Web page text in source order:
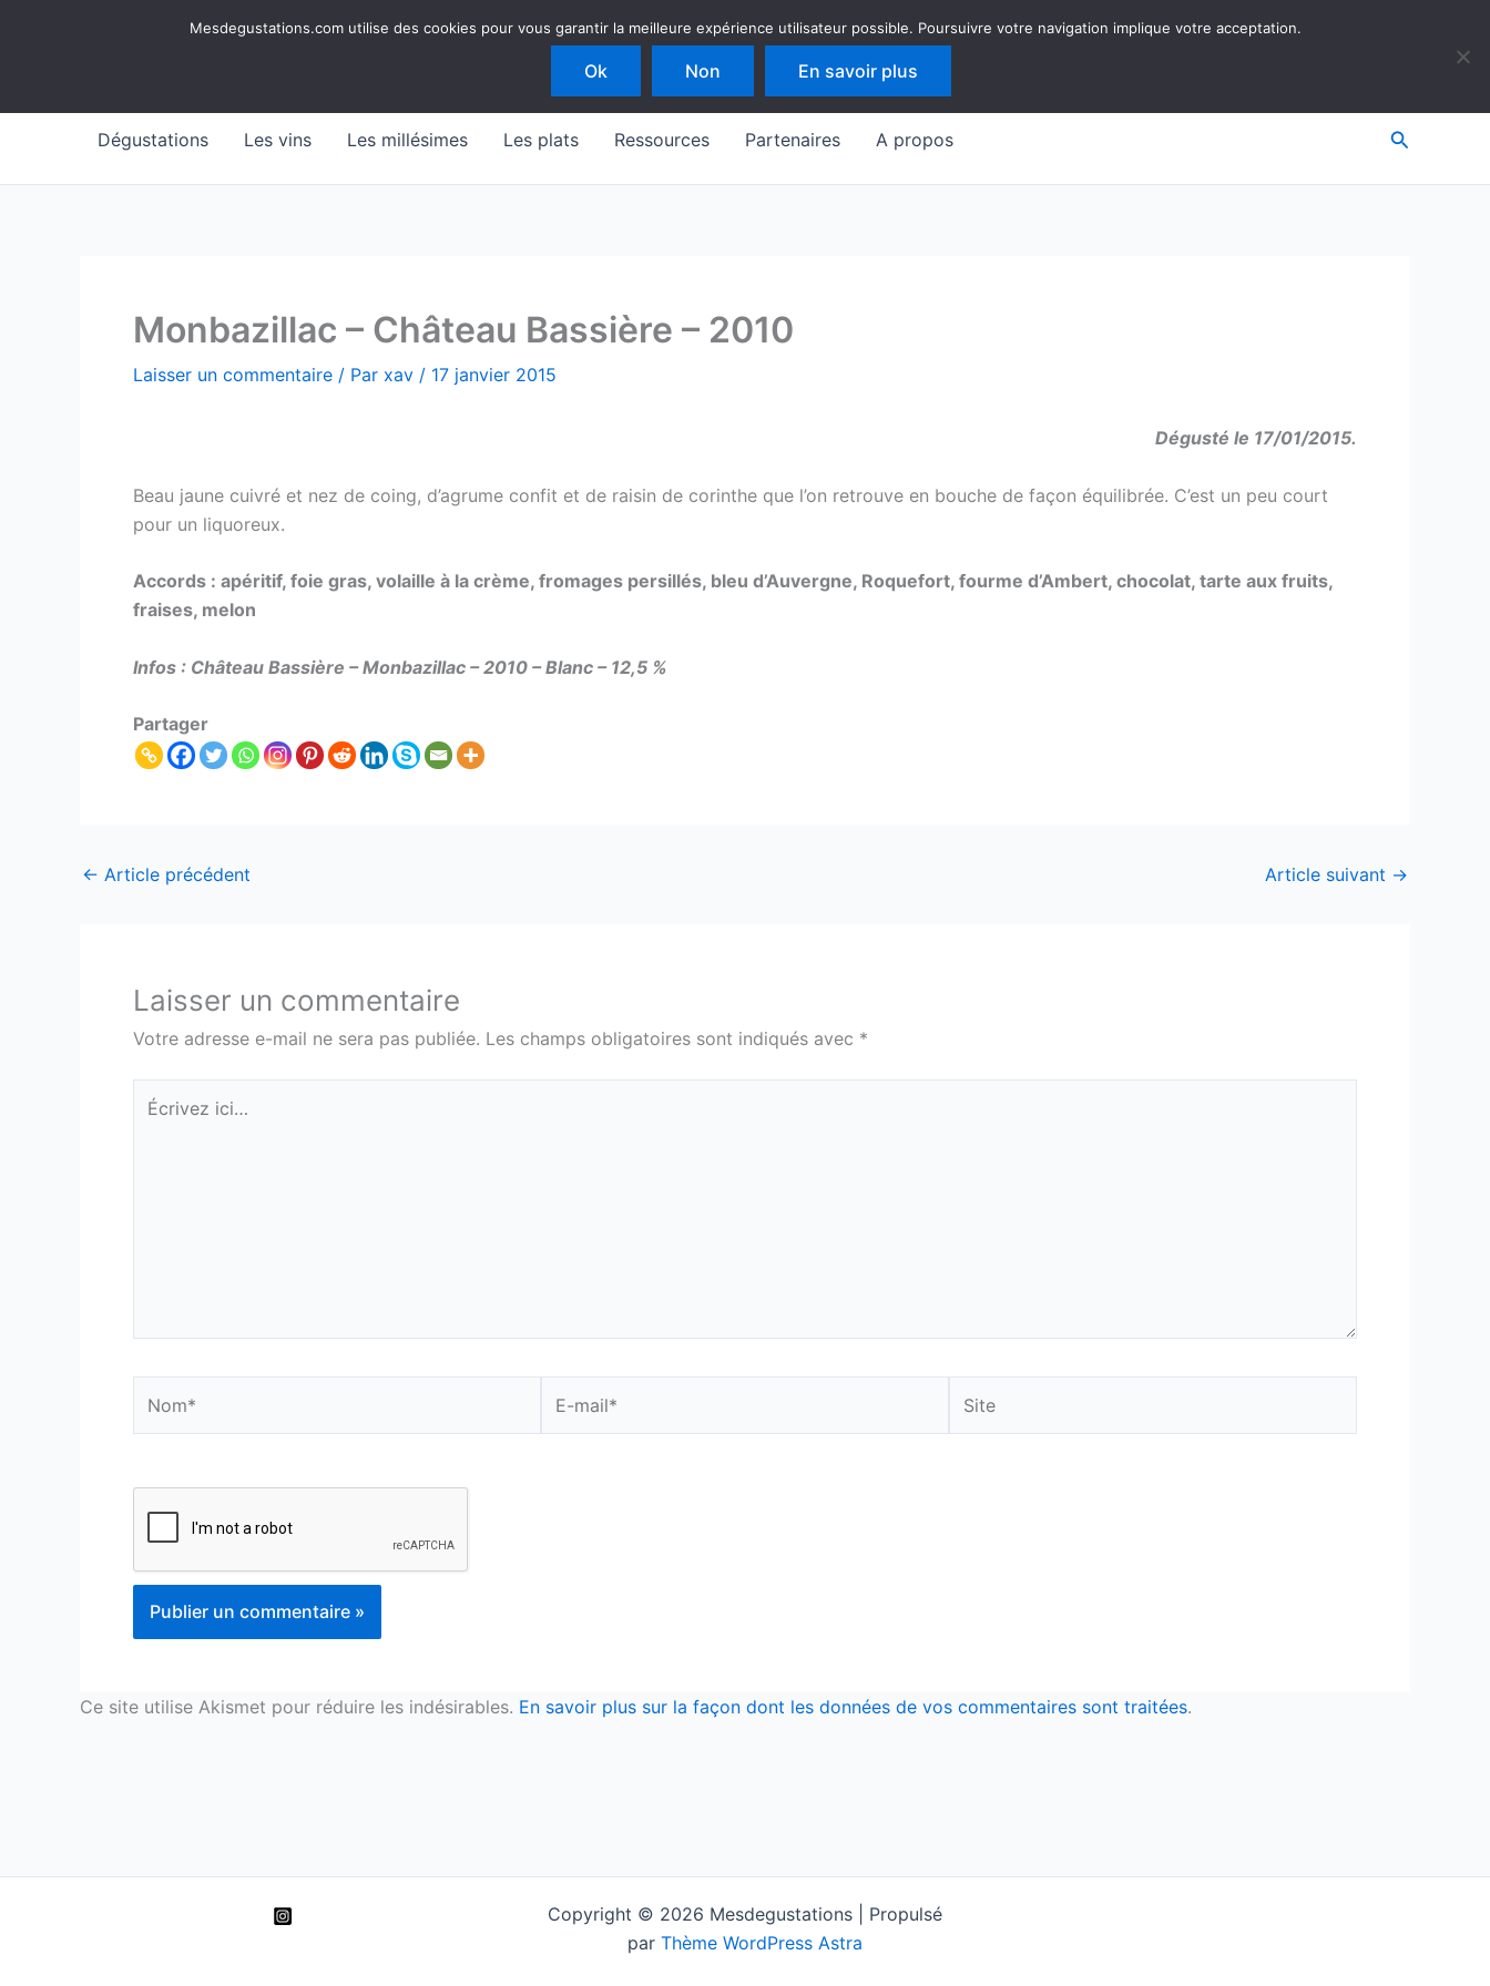
Mesdegustations
Dégustations Les vins Les millésimes Les plats Ressources Partenaires A propos
Monbazillac – Château Bassière – 2010
Laisser un commentaire / Par xav / 17 janvier 2015
Dégusté le 17/01/2015.
Beau jaune cuivré et nez de coing, d’agrume confit et de raisin de corinthe que l’on retrouve en bouche de façon équilibrée. C’est un peu court
pour un liquoreux.
Accords : apéritif, foie gras, volaille à la crème, fromages persillés, bleu d’Auvergne, Roquefort, fourme d’Ambert, chocolat, tarte aux fruits,
fraises, melon
Infos : Château Bassière – Monbazillac – 2010 – Blanc – 12,5 %
Partager
← Article précédent Article suivant →
Laisser un commentaire
Votre adresse e-mail ne sera pas publiée. Les champs obligatoires sont indiqués avec *
Écrivez
ici…
mail*
Ce site utilise Akismet pour réduire les indésirables. En savoir plus sur la façon dont les données de vos commentaires sont traitées.
Copyright © 2026 Mesdegustations | Propulsé
par Thème WordPress Astra
Mesdegustations.com utilise des cookies pour vous garantir la meilleure expérience utilisateur possible. Poursuivre votre navigation implique votre acceptation.
Ok Non En savoir plus